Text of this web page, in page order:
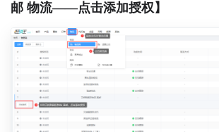
邮 物流——点击添加授权】